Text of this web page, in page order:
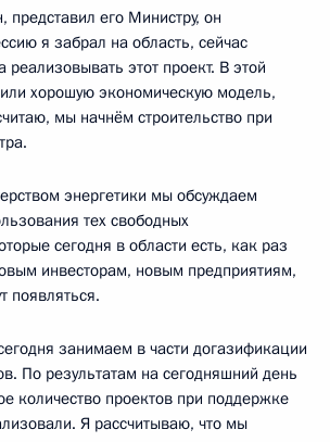
представил его Министру, он
я забрал на область, сейчас
реализовывать этот проект. В этой
хорошую экономическую модель,
мы начнём строительство при
энергетики мы обсуждаем
тех свободных
сегодня в области есть, как раз
инвесторам, новым предприятиям,
появляться.
занимаем в части догазификации
По результатам на сегодняшний день
количество проектов при поддержке
Я рассчитываю, что мы